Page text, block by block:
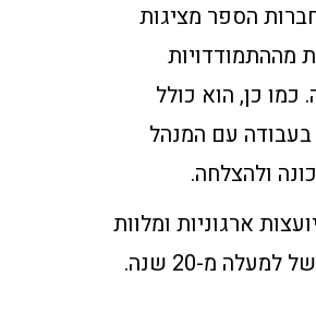
הספר מציגות
מההתמודדויות
כמו כן, הוא כולל
בעבודה עם המנהל
ולהצלחה.
ארגוניות ומלוות
מנהלים, המצוידות בניסיון של למעלה מ-20 שנה.